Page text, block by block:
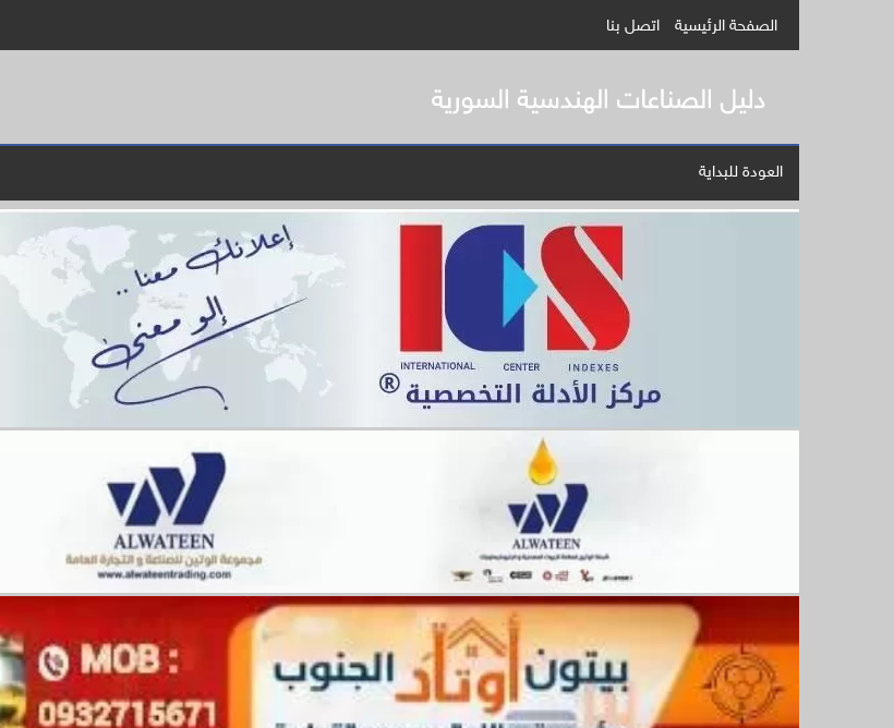
الصفحة الرئيسية اتصل بنا
العودة للبداية